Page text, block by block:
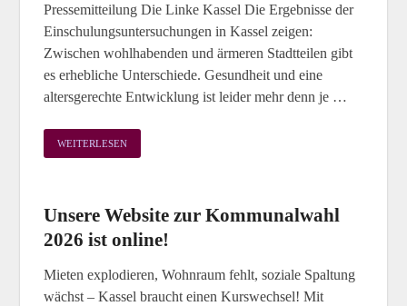
Pressemitteilung Die Linke Kassel Die Ergebnisse der
Einschulungsuntersuchungen in Kassel zeigen:
Zwischen wohlhabenden und ärmeren Stadtteilen gibt
es erhebliche Unterschiede. Gesundheit und eine
altersgerechte Entwicklung ist leider mehr denn je …
WEITERLESEN
Unsere Website zur Kommunalwahl
2026 ist online!
Mieten explodieren, Wohnraum fehlt, soziale Spaltung
wächst – Kassel braucht einen Kurswechsel! Mit